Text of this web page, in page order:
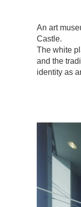
An art
Castle.
The white
and the
identity as